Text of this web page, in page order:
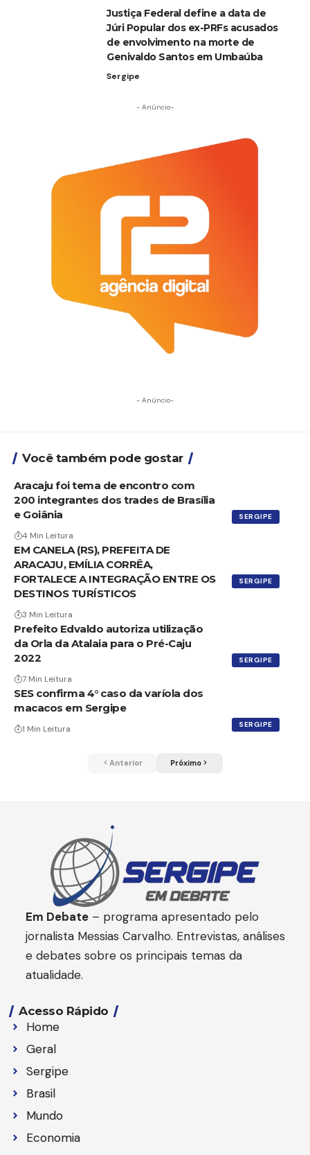
Justiça Federal define a data de
Júri Popular dos ex-PRFs acusados
de envolvimento na morte de
Genivaldo Santos em Umbaúba
Sergipe
- Anúncio-
- Anúncio-
Você também pode gostar
SERGIPE
Aracaju foi tema de encontro com
200 integrantes dos trades de Brasília
e Goiânia
4 Min Leitura
SERGIPE
EM CANELA (RS), PREFEITA DE
ARACAJU, EMÍLIA CORRÊA,
FORTALECE A INTEGRAÇÃO ENTRE OS
DESTINOS TURÍSTICOS
3 Min Leitura
SERGIPE
Prefeito Edvaldo autoriza utilização
da Orla da Atalaia para o Pré-Caju
2022
7 Min Leitura
SERGIPE
SES confirma 4° caso da varíola dos
macacos em Sergipe
1 Min Leitura
Anterior Próximo
Em Debate – programa apresentado pelo
jornalista Messias Carvalho. Entrevistas, análises
e debates sobre os principais temas da
atualidade.
Acesso Rápido
Home
Geral
Sergipe
Brasil
Mundo
Economia